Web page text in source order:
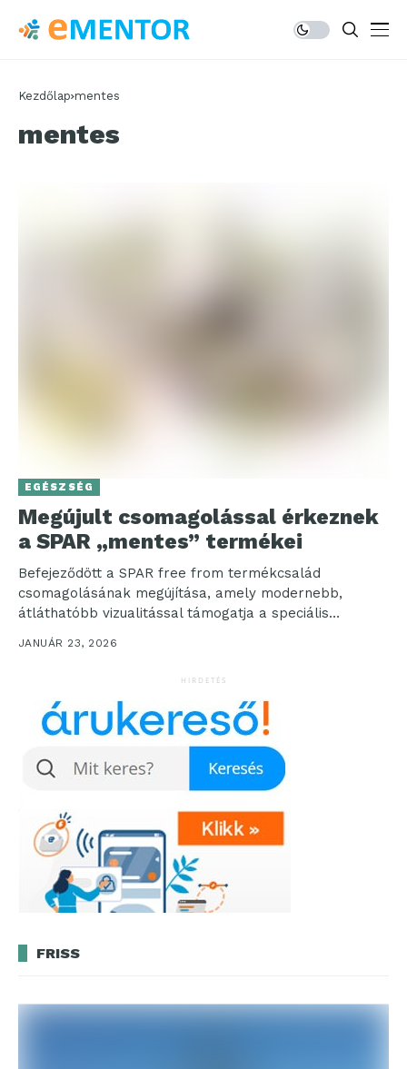
Kezdőlap mentes
mentes
EGÉSZSÉG
Megújult csomagolással érkeznek
a SPAR „mentes” termékei
Befejeződött a SPAR free from termékcsalád
csomagolásának megújítása, amely modernebb,
átláthatóbb vizualitással támogatja a speciális
étrendet követő vásárlók gyors eligazodását. Az új
JANUÁR 23, 2026
HIRDETÉS
FRISS